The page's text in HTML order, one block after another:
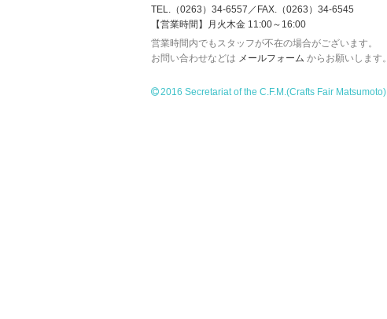
TEL.（0263）34-6557／FAX.（0263）34-6545
【営業時間】月火木金 11:00～16:00
営業時間内でもスタッフが不在の場合がございます。
お問い合わせなどは メールフォーム からお願いします。
2016 Secretariat of the C.F.M.(Crafts Fair Matsumoto)